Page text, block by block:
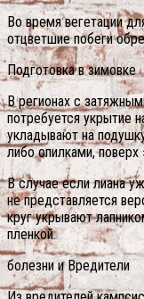
Во время вегетации
отцветшие побеги
Подготовка в зимовке
В регионах с
потребуется укрытие
укладывают на
либо опилками,
В случае если лиана
не представляется
круг укрывают
пленкой.
болезни и Вредители